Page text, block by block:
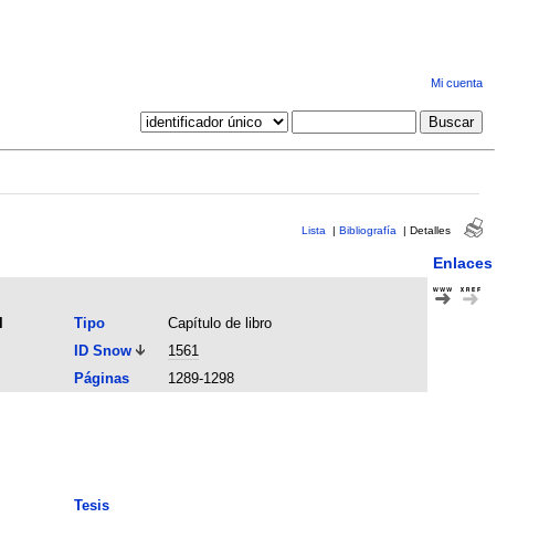
Mi cuenta
Lista | Bibliografía | Detalles
Enlaces
Tipo
Capítulo de libro
ID Snow
1561
Páginas
1289-1298
Tesis